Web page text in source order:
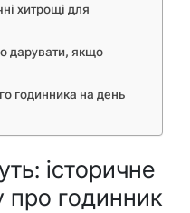
хитрощі для
дарувати, якщо
годинника на день
історичне
про годинник